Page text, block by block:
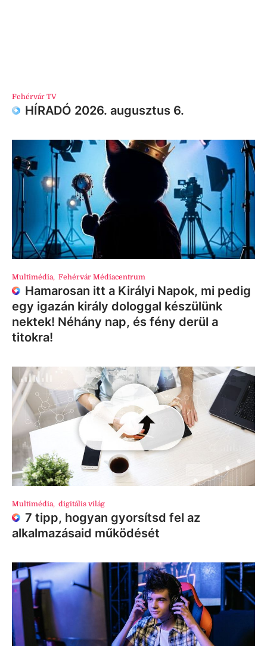
Fehérvár TV
HÍRADÓ 2026. augusztus 6.
Multimédia, Fehérvár Médiacentrum
Hamarosan itt a Királyi Napok, mi pedig
egy igazán király dologgal készülünk
nektek! Néhány nap, és fény derül a
titokra!
Multimédia, digitális világ
7 tipp, hogyan gyorsítsd fel az
alkalmazásaid működését